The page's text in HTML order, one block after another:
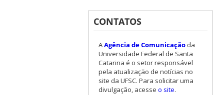
CONTATOS
AAgência de Comunicaçãoda
Universidade Federal de Santa
Catarina é o setor responsável
pela atualização de notícias no
site da UFSC. Para solicitar uma
divulgação, acesse o site.